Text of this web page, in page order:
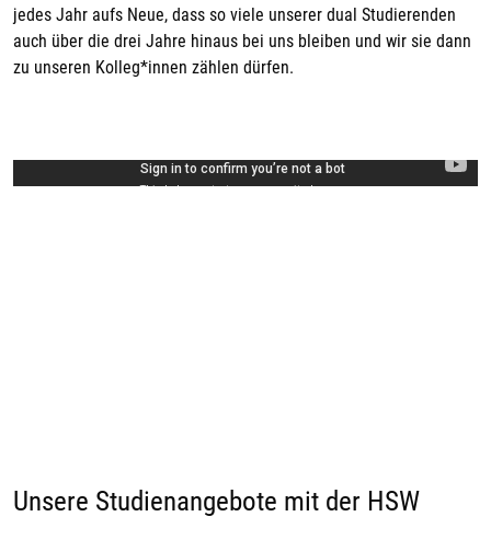
jedes Jahr aufs Neue, dass so viele unserer dual Studierenden
auch über die drei Jahre hinaus bei uns bleiben und wir sie dann
zu unseren Kolleg*innen zählen dürfen.
Unsere Studienangebote mit der HSW